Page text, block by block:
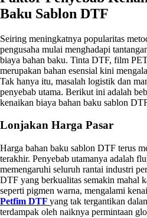
Baku Sablon DTF
Seiring meningkatnya popularitas
pengusaha mulai menghadapi
biaya bahan baku. Tinta DTF, film
merupakan bahan esensial kini
Tak hanya itu, masalah logistik dan
penyebab utama. Berikut ini adalah
kenaikan biaya bahan baku sablon
Lonjakan Harga Pasar
Harga bahan baku sablon DTF terus
terakhir. Penyebab utamanya adalah
memengaruhi seluruh rantai industri
DTF yang berkualitas semakin mahal
seperti pigmen warna, mengalami
Petfim DTF yang tak tergantikan
terdampak oleh naiknya permintaan